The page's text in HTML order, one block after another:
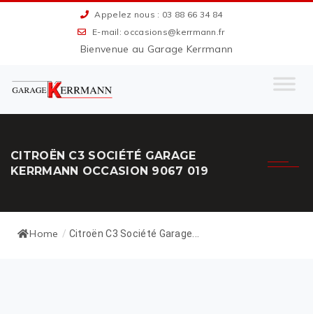
Appelez nous : 03 88 66 34 84
E-mail: occasions@kerrmann.fr
Bienvenue au Garage Kerrmann
CITROËN C3 SOCIÉTÉ GARAGE
KERRMANN OCCASION 9067 019
Home / Citroën C3 Société Garage...